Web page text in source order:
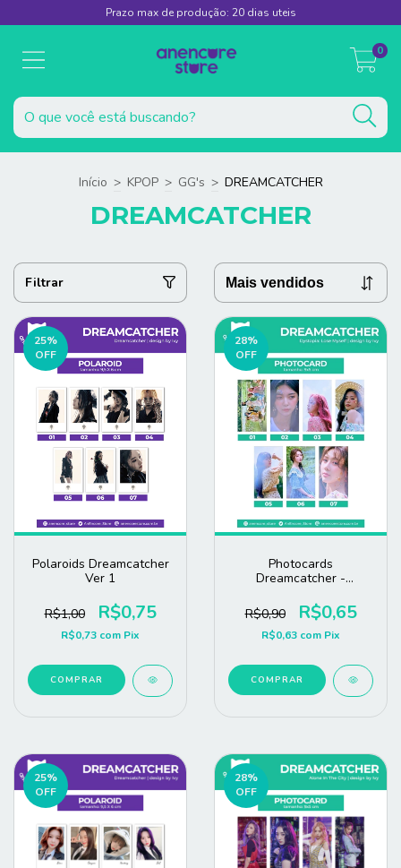
Prazo max de produção: 20 dias uteis
0
Início > KPOP > GG's > DREAMCATCHER
DREAMCATCHER
Filtrar
25%
OFF
Polaroids Dreamcatcher
Ver 1
R$1,00 R$0,75
R$0,73 com Pix
COMPRAR
28%
OFF
Photocards
Dreamcatcher -
R$0,90
R$0,65
R$0,63 com Pix
COMPRAR
25%
OFF
28%
OFF